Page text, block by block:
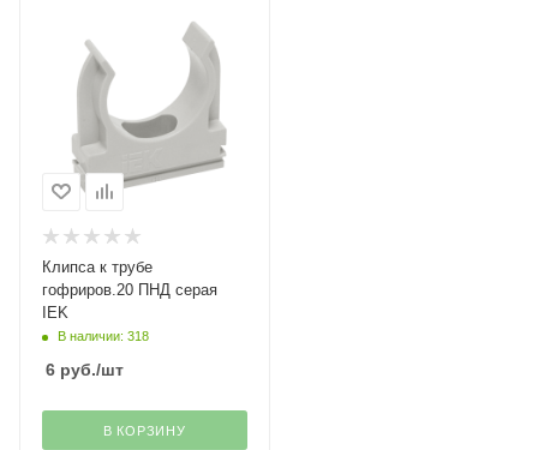
Клипса к трубе
гофриров.20 ПНД серая
IEK
В наличии: 318
6 руб./шт
В КОРЗИНУ